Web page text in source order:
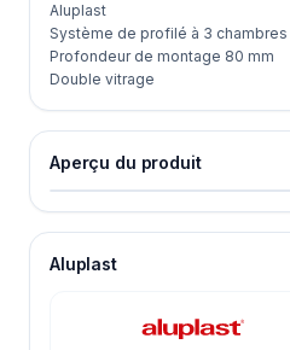
Aluplast
Système de profilé à 3 chambres
Profondeur de montage 80 mm
Double vitrage
Aperçu du produit
Aluplast